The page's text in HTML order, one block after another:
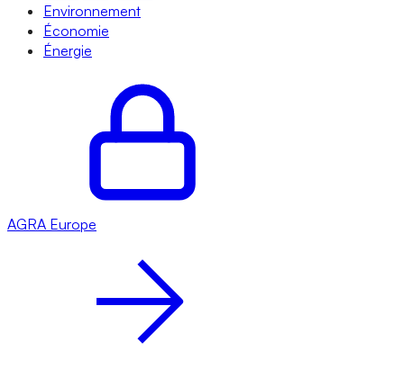
Environnement
Économie
Énergie
AGRA Europe